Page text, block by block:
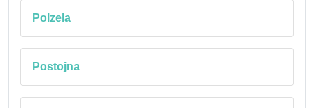
Polzela
Postojna